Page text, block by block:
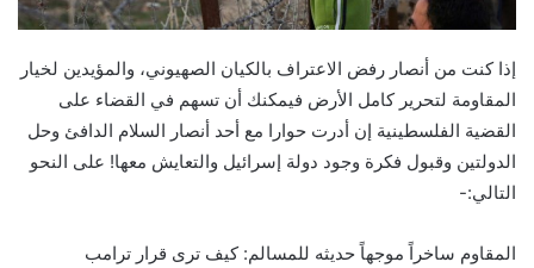
إذا كنت من أنصار رفض الاعتراف بالكيان الصهيوني، والمؤيدين لخيار
المقاومة لتحرير كامل الأرض فيمكنك أن تسهم في القضاء على
القضية الفلسطينية إن أدرت حوارا مع أحد أنصار السلام الدافئ وحل
الدولتين وقبول فكرة وجود دولة إسرائيل والتعايش معها! على النحو
التالي:-
المقاوم ساخراً موجهاً حديثه للمسالم: كيف ترى قرار ترامب